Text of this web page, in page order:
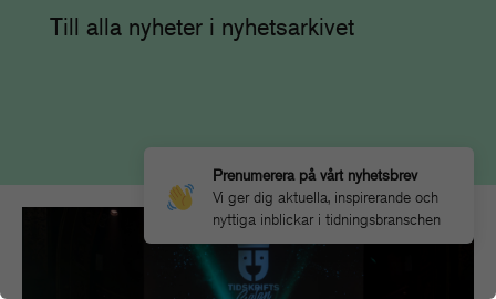
Prenumerera på vårt nyhetsbrev
Vi ger dig aktuella, inspirerande och
nyttiga inblickar i tidningsbranschen
Till alla nyheter i nyhetsarkivet